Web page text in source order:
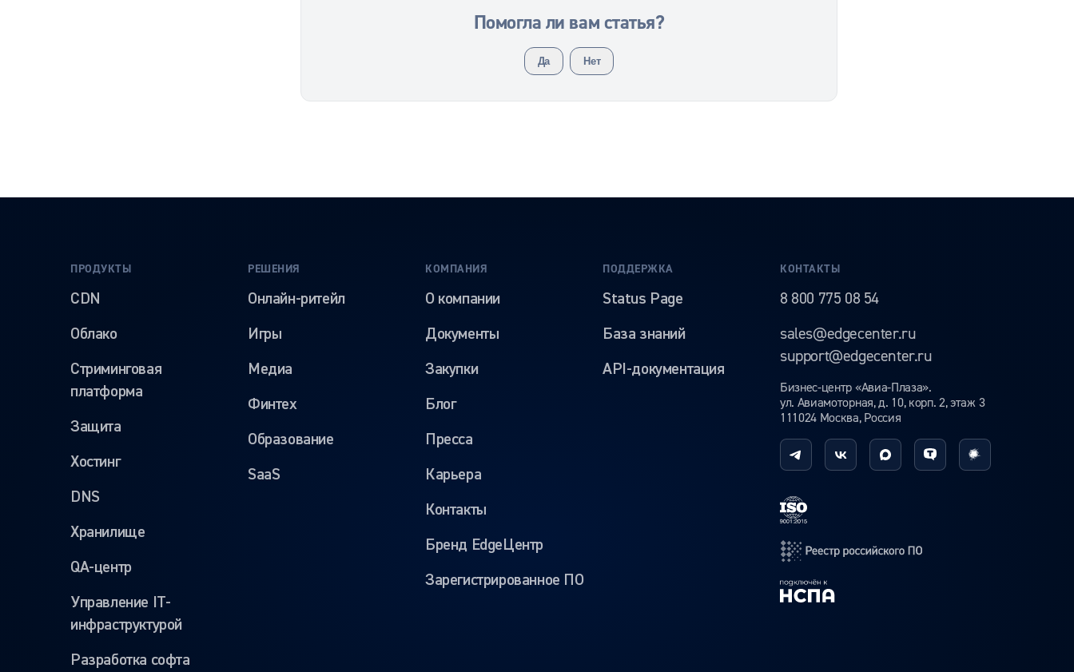
Помогла ли вам статья?
Да Нет
ПРОДУКТЫ
CDN
Облако
Стриминговая
платформа
Защита
Хостинг
DNS
Хранилище
QA-центр
Управление IT-
инфраструктурой
Разработка софта
РЕШЕНИЯ
Онлайн-ритейл
Игры
Медиа
Финтех
Образование
SaaS
КОМПАНИЯ
О компании
Документы
Закупки
Блог
Пресса
Карьера
Контакты
Бренд EdgeЦентр
Зарегистрированное ПО
ПОДДЕРЖКА
Status Page
База знаний
API-документация
КОНТАКТЫ
8 800 775 08 54
sales@edgecenter.ru
support@edgecenter.ru
Бизнес-центр «Авиа-Плаза».
ул. Авиамоторная, д. 10, корп. 2, этаж 3
111024 Москва, Россия